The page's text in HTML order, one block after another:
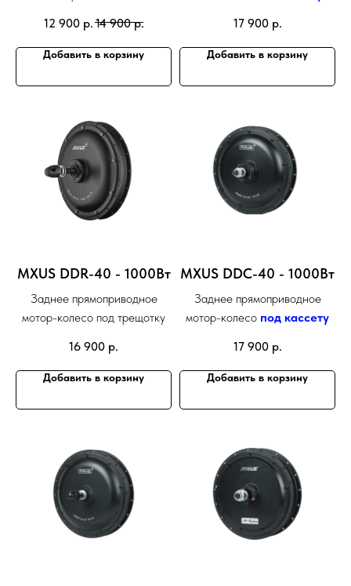
12 900 р.14 900 р.
Добавить в корзину
17 900 р.
Добавить в корзину
MXUS DDR-40 - 1000Вт
Заднее прямоприводное
мотор-колесо под трещотку
16 900 р.
Добавить в корзину
MXUS DDС-40 - 1000Вт
Заднее прямоприводное
мотор-колесо под кассету
17 900 р.
Добавить в корзину